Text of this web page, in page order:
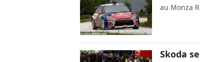
au Monza
Skoda